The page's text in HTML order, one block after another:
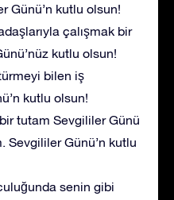
Günü’n kutlu olsun!
çalışmak bir
kutlu olsun!
bilen iş
kutlu olsun!
tutam Sevgililer Günü
Sevgililer Günü’n kutlu
senin gibi